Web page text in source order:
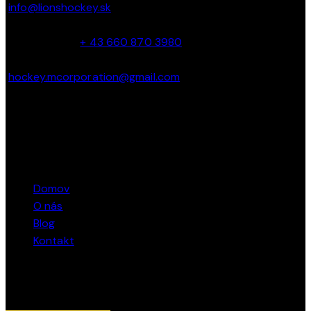
info@lionshockey.sk
Miro Hanták –+ 43 660 870 3980
hockey.mcorporation@gmail.com
Domov
O nás
Blog
Kontakt